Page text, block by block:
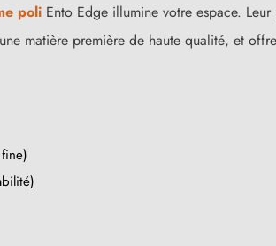
poli Ento Edge illumine votre espace.
matière première de haute qualité, et